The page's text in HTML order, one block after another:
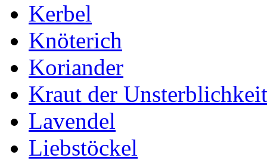
Kerbel
Knöterich
Koriander
Kraut der Unsterblichkeit
Lavendel
Liebstöckel